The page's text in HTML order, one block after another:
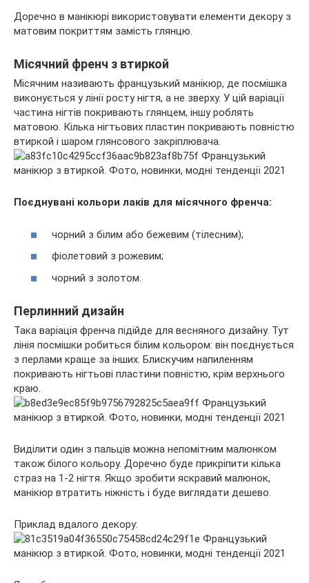
Доречно в манікюрі використовувати елементи декору з
матовим покриттям замість глянцю.
Місячний френч з втиркой
Місячним називають французький манікюр, де посмішка
виконується у лінії росту нігтя, а не зверху. У цій варіації
частина нігтів покривають глянцем, іншу роблять
матовою. Кілька нігтьових пластин покривають повністю
втиркой і шаром глянсового закріплювача.
Поєднувані кольори лаків для місячного френча:
чорний з білим або бежевим (тілесним);
фіолетовий з рожевим;
чорний з золотом.
Перлинний дизайн
Така варіація френча підійде для весняного дизайну. Тут
лінія посмішки робиться білим кольором: він поєднується
з перлами краще за інших. Блискучим напиленням
покривають нігтьові пластини повністю, крім верхнього
краю.
Виділити один з пальців можна непомітним малюнком
також білого кольору. Доречно буде прикріпити кілька
страз на 1-2 нігтя. Якщо зробити яскравий малюнок,
манікюр втратить ніжність і буде виглядати дешево.
Приклад вдалого декору: